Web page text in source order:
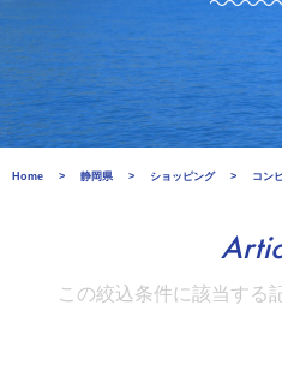
Home 静岡県 ショッピング コン
この絞込条件に該当する